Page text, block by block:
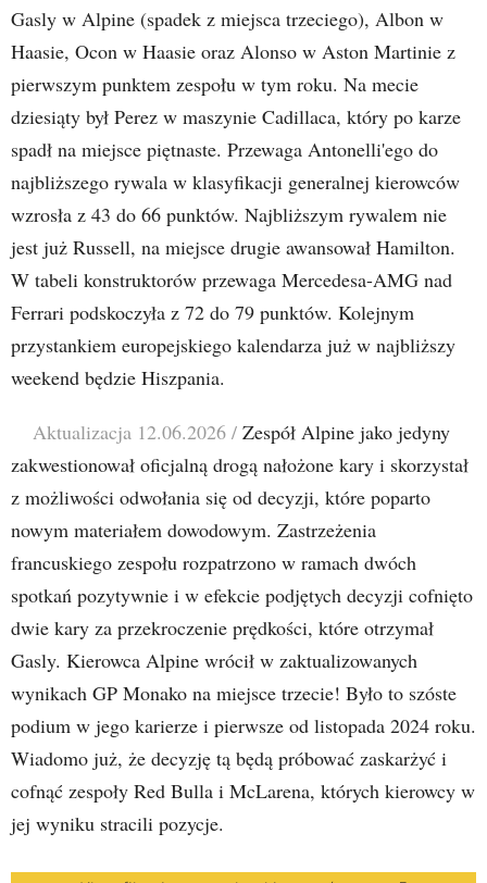
Gasly w Alpine (spadek z miejsca trzeciego), Albon w
Haasie, Ocon w Haasie oraz Alonso w Aston Martinie z
pierwszym punktem zespołu w tym roku. Na mecie
dziesiąty był Perez w maszynie Cadillaca, który po karze
spadł na miejsce piętnaste. Przewaga Antonelli'ego do
najbliższego rywala w klasyfikacji generalnej kierowców
wzrosła z 43 do 66 punktów. Najbliższym rywalem nie
jest już Russell, na miejsce drugie awansował Hamilton.
W tabeli konstruktorów przewaga Mercedesa-AMG nad
Ferrari podskoczyła z 72 do 79 punktów. Kolejnym
przystankiem europejskiego kalendarza już w najbliższy
weekend będzie Hiszpania.
Aktualizacja 12.06.2026 / Zespół Alpine jako jedyny
zakwestionował oficjalną drogą nałożone kary i skorzystał
z możliwości odwołania się od decyzji, które poparto
nowym materiałem dowodowym. Zastrzeżenia
francuskiego zespołu rozpatrzono w ramach dwóch
spotkań pozytywnie i w efekcie podjętych decyzji cofnięto
dwie kary za przekroczenie prędkości, które otrzymał
Gasly. Kierowca Alpine wrócił w zaktualizowanych
wynikach GP Monako na miejsce trzecie! Było to szóste
podium w jego karierze i pierwsze od listopada 2024 roku.
Wiadomo już, że decyzję tą będą próbować zaskarżyć i
cofnąć zespoły Red Bulla i McLarena, których kierowcy w
jej wyniku stracili pozycje.